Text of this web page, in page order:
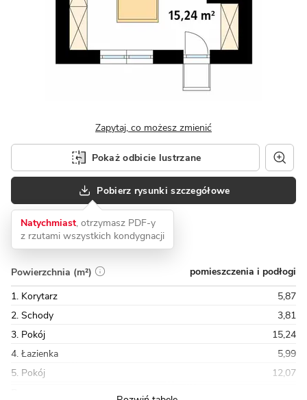
Zapytaj, co możesz zmienić
Pokaż odbicie lustrzane
Pobierz rysunki szczegółowe
Natychmiast, otrzymasz PDF-y
z rzutami wszystkich kondygnacji
Powierzchnia (m²)
pomieszczenia i podłogi
1. Korytarz
5,87
2. Schody
3,81
3. Pokój
15,24
4. Łazienka
5,99
5. Pokój
12,07